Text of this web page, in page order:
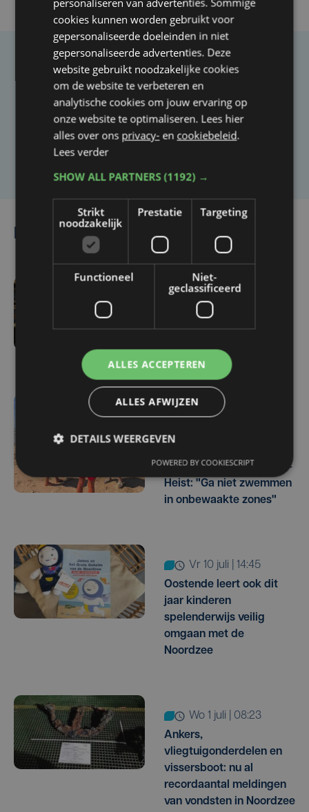
Taalfout opgemerkt?
Heb je een taal- of schrijffout opgemerkt in dit
artikel?
Laat het ons weten
Lees ook
Mirador brengt Noordzee
tot leven op Theater Aan
Zee
do 16 juli | 16:32
Kustreddingsdienst
zwemincident in Knokke-
Heist: "Ga niet zwemmen
in onbewaakte zones"
vr 10 juli | 14:45
Oostende leert ook dit
jaar kinderen
spelenderwijs veilig
omgaan met de
Noordzee
wo 1 juli | 08:23
Ankers,
vliegtuigonderdelen en
vissersboot: nu al
recordaantal meldingen
van vondsten in Noordzee
cookies kunnen worden gebruikt voor
gepersonaliseerde doeleinden in niet
gepersonaliseerde advertenties. Deze
website gebruikt noodzakelijke cookies
om de website te verbeteren en
analytische cookies om jouw ervaring op
onze website te optimaliseren. Lees hier
alles over ons privacy- en cookiebeleid.
Lees verder
SHOW ALL PARTNERS(1192) →
Strikt
noodzakelijk
Prestatie Targeting
Functioneel
Niet-
geclassificeerd
ALLES ACCEPTEREN
ALLES AFWIJZEN
DETAILS WEERGEVEN
POWERED BY COOKIESCRIPT